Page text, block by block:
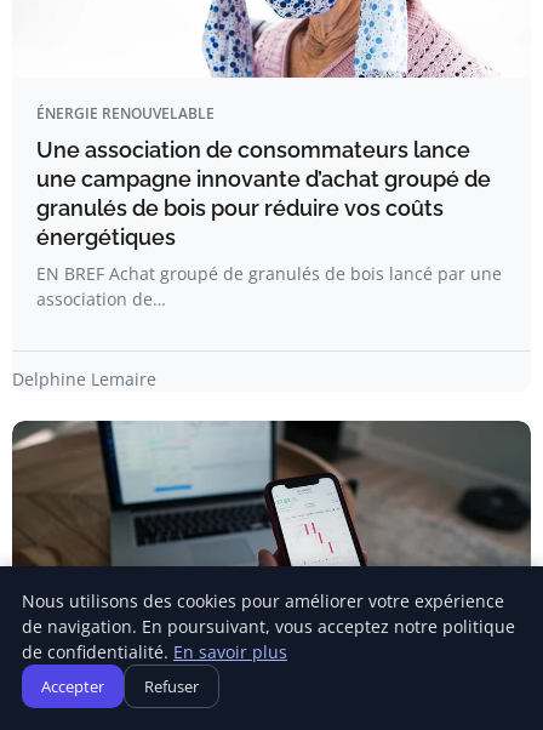
ÉNERGIE RENOUVELABLE
Une association de consommateurs lance
une campagne innovante d’achat groupé de
granulés de bois pour réduire vos coûts
énergétiques
EN BREF Achat groupé de granulés de bois lancé par une
association de…
Delphine Lemaire
ÉNERGIE RENOUVELABLE
Nous utilisons des cookies pour améliorer votre expérience
de navigation. En poursuivant, vous acceptez notre politique
de confidentialité. En savoir plus
Accepter Refuser